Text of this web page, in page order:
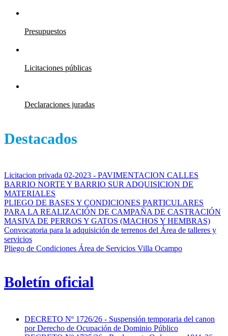
Presupuestos
Licitaciones públicas
Declaraciones juradas
Destacados
Licitacion privada 02-2023 - PAVIMENTACION CALLES
BARRIO NORTE Y BARRIO SUR ADQUISICION DE
MATERIALES
PLIEGO DE BASES Y CONDICIONES PARTICULARES
PARA LA REALIZACIÓN DE CAMPAÑA DE CASTRACIÓN
MASIVA DE PERROS Y GATOS (MACHOS Y HEMBRAS)
Convocatoria para la adquisición de terrenos del Área de talleres y
servicios
Pliego de Condiciones Área de Servicios Villa Ocampo
Boletín oficial
DECRETO Nº 1726/26 - Suspensión temporaria del canon
por Derecho de Ocupación de Dominio Público